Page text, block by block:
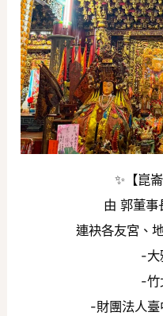
✨【崑
由 郭董事
連袂各友宮、
-大
-竹
-財團法人